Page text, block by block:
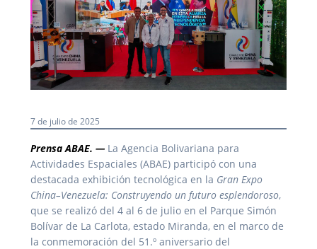
7 de julio de 2025
Prensa ABAE. — La Agencia Bolivariana para
Actividades Espaciales (ABAE) participó con una
destacada exhibición tecnológica en la Gran Expo
China–Venezuela: Construyendo un futuro esplendoroso,
que se realizó del 4 al 6 de julio en el Parque Simón
Bolívar de La Carlota, estado Miranda, en el marco de
la conmemoración del 51.º aniversario del